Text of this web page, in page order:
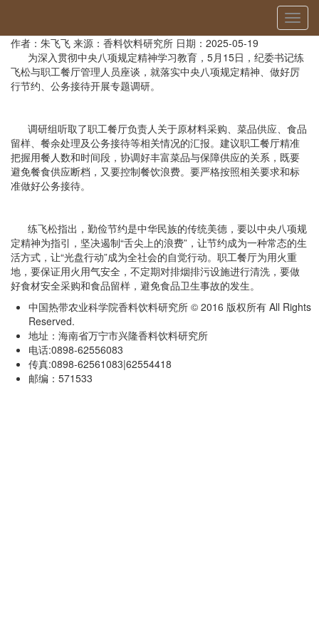
切
换
航
作者：朱飞飞 来源：香料饮料研究所 日期：2025-05-19
为深入贯彻中央八项规定精神学习教育，5月15日，纪委书记练
飞松与职工餐厅管理人员座谈，就落实中央八项规定精神、做好厉
行节约、公务接待开展专题调研。
调研组听取了职工餐厅负责人关于原材料采购、菜品供应、食品
留样、餐余处理及公务接待等相关情况的汇报。建议职工餐厅精准
把握用餐人数和时间段，协调好丰富菜品与保障供应的关系，既要
避免餐食供应断档，又要控制餐饮浪费。要严格按照相关要求和标
准做好公务接待。
练飞松指出，勤俭节约是中华民族的传统美德，要以中央八项规
定精神为指引，坚决遏制“舌尖上的浪费”，让节约成为一种常态的生
活方式，让“光盘行动”成为全社会的自觉行动。职工餐厅为用火重
地，要保证用火用气安全，不定期对排烟排污设施进行清洗，要做
好食材安全采购和食品留样，避免食品卫生事故的发生。
中国热带农业科学院香料饮料研究所 © 2016 版权所有 All Rights
Reserved.
地址：海南省万宁市兴隆香料饮料研究所
电话:0898-62556083
传真:0898-62561083|62554418
邮编：571533